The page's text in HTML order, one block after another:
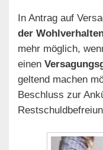
In Antrag auf
der
mehr möglich,
einen
geltend machen
Beschluss zur